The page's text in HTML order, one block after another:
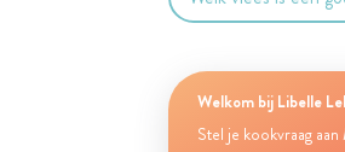
Welkom bij Libelle
Stel je kookvraag aan